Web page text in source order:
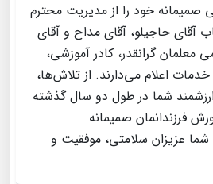
صمیمانه خود را از مدیریت محترم
آقای حاجیلو، آقای مداح و آقای
معلمان گرانقدر، کادر آموزشی،
اعلام می‌دارند. از تلاش‌ها،
شما در طول دو سال گذشته
فرزندانمان صمیمانه
عزیزان سلامتی، موفقیت و